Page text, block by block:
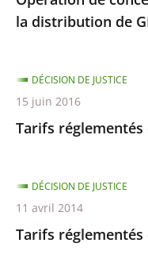
la distribution de
Tarifs réglementés
DÉCISION DE JUSTICE
15 juin 2016
Tarifs réglementés
DÉCISION DE JUSTICE
11 avril 2014